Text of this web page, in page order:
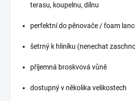
terasu, koupelnu, dílnu
perfektní do pěnovače / foam
šetrný k hliníku (nenechat
příjemná broskvová vůně
dostupný v několika velikostech